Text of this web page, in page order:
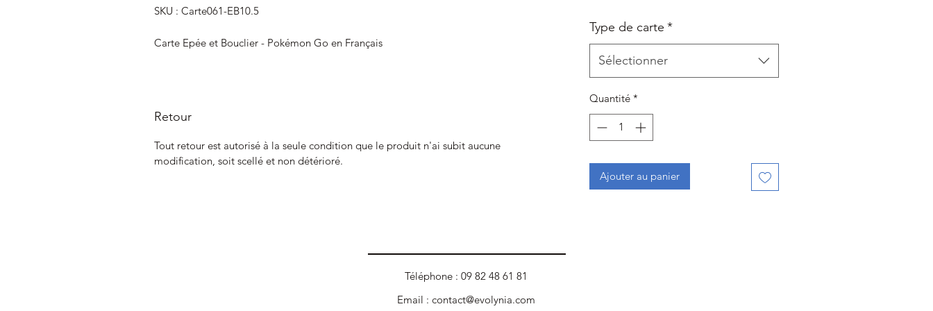
SKU : Carte061-EB10.5
Carte Epée et Bouclier - Pokémon Go en Français
Retour
Tout retour est autorisé à la seule condition que le produit n'ai subit aucune
modification, soit scellé et non détérioré.
Type de carte *
Sélectionner
Quantité *
Ajouter au panier
Téléphone : 09 82 48 61 81
Email : contact@evolynia.com